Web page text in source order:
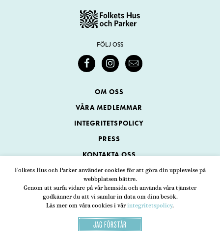
Folkets Hus och Parker använder cookies för att göra din upplevelse på
webbplatsen bättre.
Genom att surfa vidare på vår hemsida och använda våra tjänster
godkänner du att vi samlar in data om dina besök.
Läs mer om våra cookies i vår integritetspolicy.
JAG FÖRSTÅR
FÖLJ OSS
OM OSS
VÅRA MEDLEMMAR
INTEGRITETSPOLICY
PRESS
KONTAKTA OSS
Folkets Hus och Parker
ADRESS Swedenborgsgatan 1
118 48 Stockholm
TELEFON 08-452 25 00